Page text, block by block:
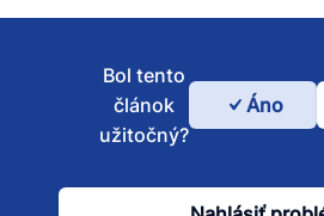
Bol
Bol tento
článok
užitočný?
Áno